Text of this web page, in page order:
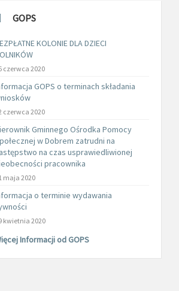
GOPS
KOLONIE DLA DZIECI
czerwca 2020
GOPS o terminach składania
czerwca 2020
Gminnego Ośrodka Pomocy
w Dobrem zatrudni na
na czas usprawiedliwionej
pracownika
maja 2020
o terminie wydawania
kwietnia 2020
Informacji od GOPS